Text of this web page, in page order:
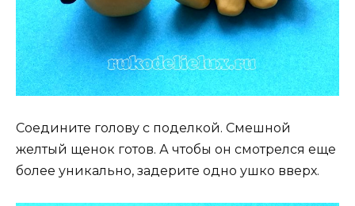
Соедините голову с поделкой. Смешной
желтый щенок готов. А чтобы он смотрелся еще
более уникально, задерите одно ушко вверх.